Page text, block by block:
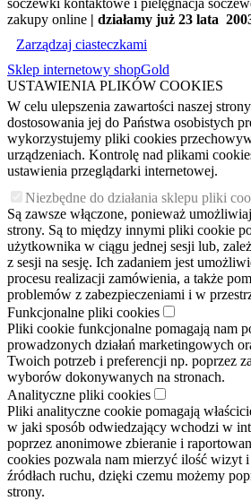
soczewki kontaktowe i pielęgnacja
zakupy online | działamy już 23 lata
Zarządzaj ciasteczkami
Sklep internetowy shopGold
USTAWIENIA PLIKÓW COOKIES
W celu ulepszenia zawartości naszej
dostosowania jej do Państwa osobistych
wykorzystujemy pliki cookies
urządzeniach. Kontrolę nad plikami
ustawienia przeglądarki internetowej.
Niezbędne do działania sklepu pliki
Są zawsze włączone, ponieważ
strony. Są to między innymi pliki cookie
użytkownika w ciągu jednej sesji lub,
z sesji na sesję. Ich zadaniem jest
procesu realizacji zamówienia, a także
problemów z zabezpieczeniami i w
Funkcjonalne pliki cookies
Pliki cookie funkcjonalne pomagają nam
prowadzonych działań marketingowych
Twoich potrzeb i preferencji np. poprzez
wyborów dokonywanych na stronach.
Analityczne pliki cookies
Pliki analityczne cookie pomagają
w jaki sposób odwiedzający wchodzi w
poprzez anonimowe zbieranie i
cookies pozwala nam mierzyć ilość wizyt
źródłach ruchu, dzięki czemu możemy
strony.